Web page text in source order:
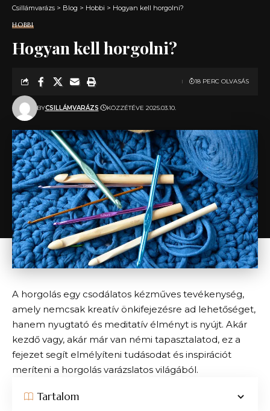
Csillámvarázs > Blog > Hobbi > Hogyan kell horgolni?
HOBBI
Hogyan kell horgolni?
BYCSILLÁMVARÁZS KÖZZÉTÉVE 2025.03.10.
18 PERC OLVASÁS
A horgolás egy csodálatos kézműves tevékenység,
amely nemcsak kreatív önkifejezésre ad lehetőséget,
hanem nyugtató és meditatív élményt is nyújt. Akár
kezdő vagy, akár már van némi tapasztalatod, ez a
fejezet segít elmélyíteni tudásodat és inspirációt
meríteni a horgolás varázslatos világából.
Tartalom